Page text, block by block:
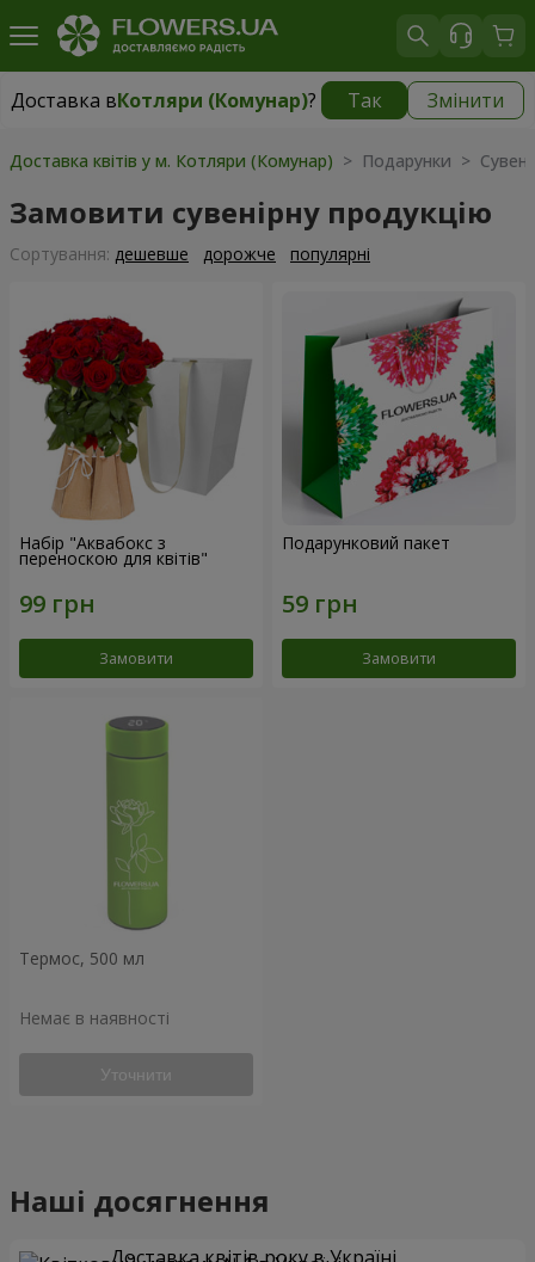
Доставка вКотляри (Комунар)? Так Змінити
Доставка вКотляри (Комунар)|безкоштовно
Доставка квітів у м. Котляри (Комунар) > Подарунки >
Замовити сувенірну продукцію
Сортування: дешевше дорожче популярні
Набір "Аквабокс з
переноскою для квітів"
Замовити
Подарунковий пакет
Замовити
Термос, 500 мл
Немає в наявності
Уточнити
Наші досягнення